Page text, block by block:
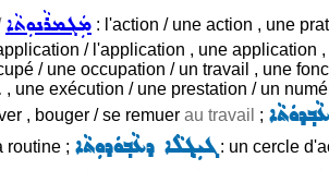
ܡܲܓܡܪܵܢܘܼܬܵܐ : l'action / une action , une
/ l'application , une
/ une occupation / un travail , une
, une exécution / une prestation / un
, bouger / se remuer au travail ;
routine ; ܓܝܼܓ݂ܠܵܐ ܕܥܵܒ݂ܘܿܕܘܼܬܵܐ: un cercle